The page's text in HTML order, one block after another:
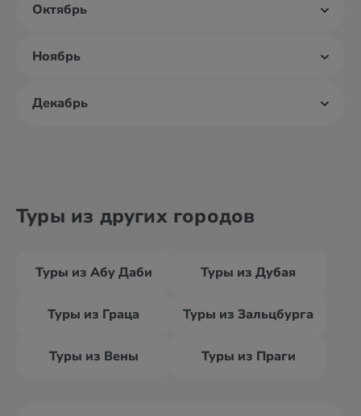
Октябрь
Ноябрь
Декабрь
Туры из других городов
Туры из Абу Даби Туры из Дубая
Туры из Граца Туры из Зальцбурга
Туры из Вены Туры из Праги